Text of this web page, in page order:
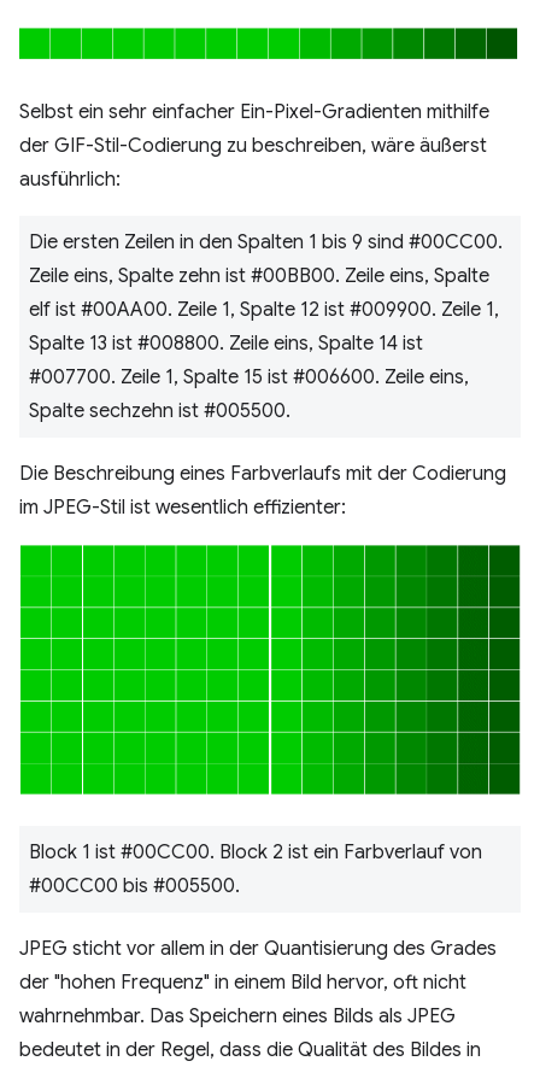
Selbst ein sehr einfacher Ein-Pixel-Gradienten mithilfe
der GIF-Stil-Codierung zu beschreiben, wäre äußerst
ausführlich:
Die ersten Zeilen in den Spalten 1 bis 9 sind #00CC00.
Zeile eins, Spalte zehn ist #00BB00. Zeile eins, Spalte
elf ist #00AA00. Zeile 1, Spalte 12 ist #009900. Zeile 1,
Spalte 13 ist #008800. Zeile eins, Spalte 14 ist
#007700. Zeile 1, Spalte 15 ist #006600. Zeile eins,
Spalte sechzehn ist #005500.
Die Beschreibung eines Farbverlaufs mit der Codierung
im JPEG-Stil ist wesentlich effizienter:
Block 1 ist #00CC00. Block 2 ist ein Farbverlauf von
#00CC00 bis #005500.
JPEG sticht vor allem in der Quantisierung des Grades
der "hohen Frequenz" in einem Bild hervor, oft nicht
wahrnehmbar. Das Speichern eines Bilds als JPEG
bedeutet in der Regel, dass die Qualität des Bildes in